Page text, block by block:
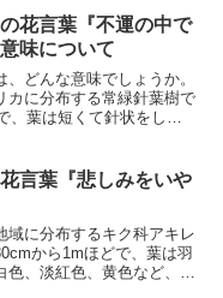
た目と香りの良さから、
クの花は、切り花として
用されることが多いで
にも、「純潔」「清らか
れらの花言葉は、ライラッ
ら連想されたものです。
の花言葉『不運の中で
味について
、どんな意味でしょうか。
カに分布する常緑針葉樹で
葉は短くて針状をして
きる丈夫な木です。その
が付けられました。また、
として用いられることが
ています。トウヒの花言葉
続けることを教えてくれ
を持ち続けることで、い
言葉『悲しみをいや
域に分布するキク科アキレ
から1mほどで、葉は羽
、淡紅色、黄色など、さ